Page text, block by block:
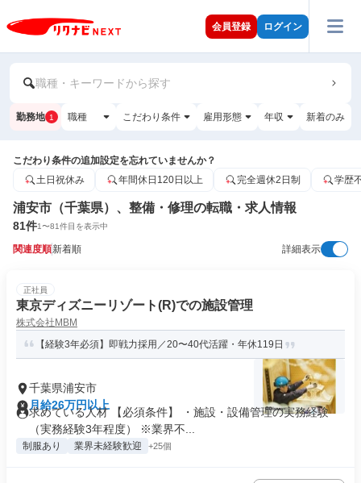
会員登録 ログイン
職種・キーワードから探す
勤務地 1 職種 こだわり条件 雇用形態 年収 新着のみ
こだわり条件の追加設定を忘れていませんか？
土日祝休み
年間休日120日以上 完全週休2日制 学歴
浦安市（千葉県）、整備・修理の転職・求人情報
81件1〜81件目を表示中
関連度順新着順 詳細表示
正社員
東京ディズニーリゾート(R)での施設管理
株式会社MBM
【経験3年必須】即戦力採用／20〜40代活躍・年休119日
千葉県浦安市
月給26万円以上
求めている人材 【必須条件】 ・施設・設備管理の実務経験
（実務経験3年程度） ※業界不...
制服あり 業界未経験歓迎 +25個